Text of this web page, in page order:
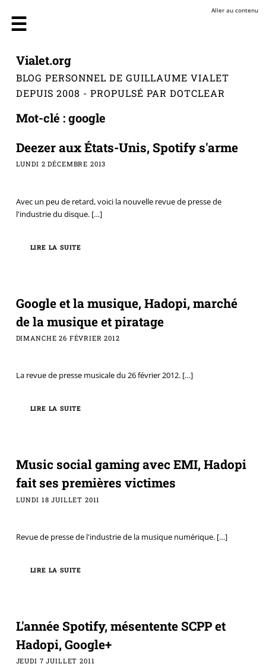
Aller au contenu
Vialet.org
BLOG PERSONNEL DE GUILLAUME VIALET
DEPUIS 2008 - PROPULSÉ PAR DOTCLEAR
Mot-clé : google
Deezer aux États-Unis, Spotify s'arme
LUNDI 2 DÉCEMBRE 2013
Avec un peu de retard, voici la nouvelle revue de presse de
l'industrie du disque.[…]
LIRE LA SUITE
Google et la musique, Hadopi, marché
de la musique et piratage
DIMANCHE 26 FÉVRIER 2012
La revue de presse musicale du 26 février 2012.[…]
LIRE LA SUITE
Music social gaming avec EMI, Hadopi
fait ses premières victimes
LUNDI 18 JUILLET 2011
Revue de presse de l'industrie de la musique numérique.[…]
LIRE LA SUITE
L'année Spotify, mésentente SCPP et
Hadopi, Google+
JEUDI 7 JUILLET 2011